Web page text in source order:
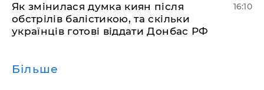
Як змінилася думка киян після
обстрілів балістикою, та скільки
українців готові віддати Донбас РФ
16:10
Більше